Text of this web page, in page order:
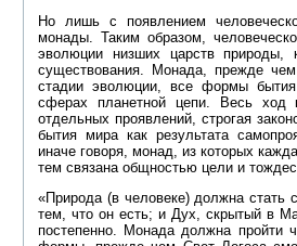
Но лишь с появлением
монады. Таким образом,
эволюции низших царств природы,
существования. Монада, прежде
стадии эволюции, все формы
сферах планетной цепи. Весь ход
отдельных проявлений, строгая
бытия мира как результата
иначе говоря, монад, из которых
тем связана общностью цели и
«Природа (в человеке) должна
тем, что он есть; и Дух, скрытый в
постепенно. Монада должна пройти